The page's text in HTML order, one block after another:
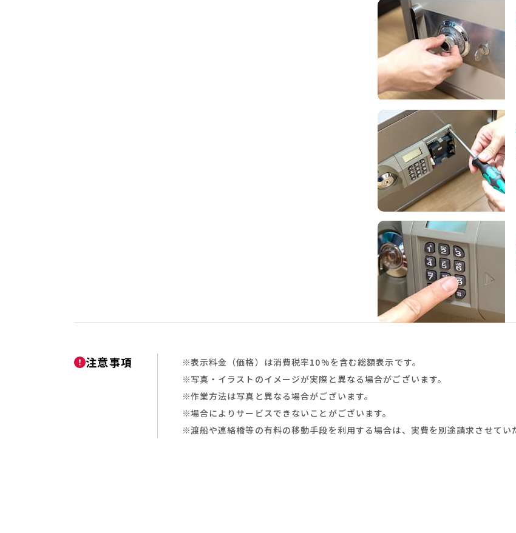
注意事項
表示料金（価格）は消費税率10%を含む総額表示です。
写真・イラストのイメージが実際と異なる場合がございます。
作業方法は写真と異なる場合がございます。
場合によりサービスできないことがございます。
渡船や連絡橋等の有料の移動手段を利用する場合は、実費を別途請求させてい